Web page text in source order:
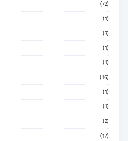
(72)
(1)
(3)
(1)
(1)
(16)
(1)
(1)
(2)
(17)